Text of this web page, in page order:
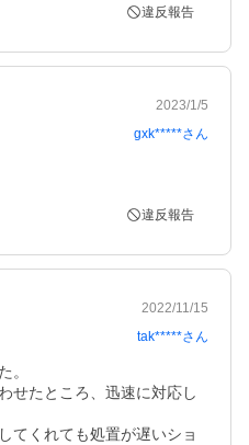
違反報告
2023/1/5
gxk*****さん
違反報告
2022/11/15
tak*****さん
。
せたところ、迅速に対応し
てくれても処置が遅いショ